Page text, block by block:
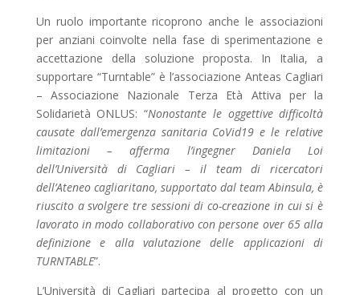
Un ruolo importante ricoprono anche le associazioni
per anziani coinvolte nella fase di sperimentazione e
accettazione della soluzione proposta. In Italia, a
supportare “Turntable” è l’associazione Anteas Cagliari
– Associazione Nazionale Terza Età Attiva per la
Solidarietà ONLUS: “Nonostante le oggettive difficoltà
causate dall’emergenza sanitaria CoVid19 e le relative
limitazioni – afferma l’ingegner Daniela Loi
dell’Università di Cagliari – il team di ricercatori
dell’Ateneo cagliaritano, supportato dal team Abinsula, è
riuscito a svolgere tre sessioni di co-creazione in cui si è
lavorato in modo collaborativo con persone over 65 alla
definizione e alla valutazione delle applicazioni di
TURNTABLE”.
L’Università di Cagliari partecipa al progetto con un